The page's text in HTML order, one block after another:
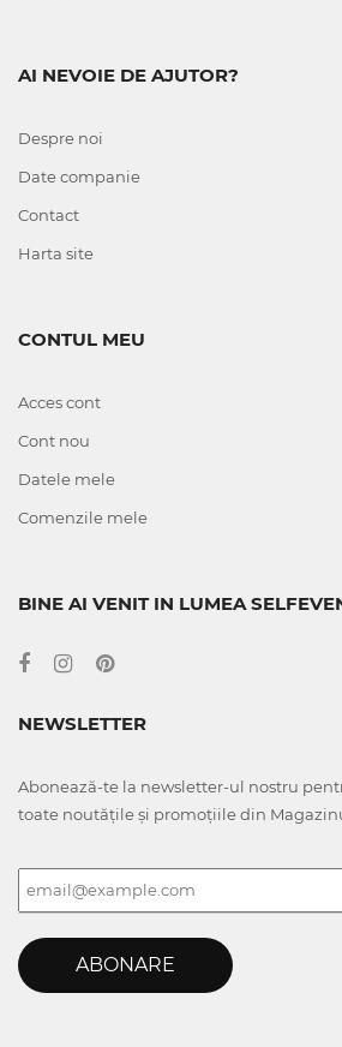
AI NEVOIE DE AJUTOR?
Despre noi
Date companie
Contact
Harta site
CONTUL MEU
Acces cont
Cont nou
Datele mele
Comenzile mele
BINE AI VENIT IN LUMEA
NEWSLETTER
Abonează-te la newsletter-ul nostru
toate noutățile și promoțiile din
ABONARE